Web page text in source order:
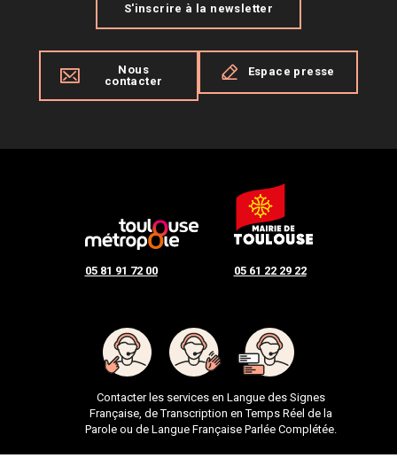
05 81 91 72 00 05 61 22 29 22
Contacter les services en Langue des Signes
Française, de Transcription en Temps Réel de la
Parole ou de Langue Française Parlée Complétée.
S'inscrire à la newsletter
Nous
contacter
Espace presse